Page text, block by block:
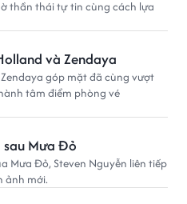
thần thái tự tin cùng cách lựa
và Zendaya
góp mặt đã cùng vượt
tâm điểm phòng vé
sau Mưa Đỏ
Mưa Đỏ, Steven Nguyễn liên tiếp
ảnh mới.